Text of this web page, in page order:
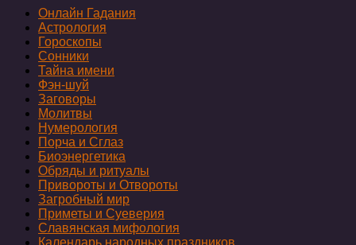
Онлайн Гадания
Астрология
Гороскопы
Сонники
Тайна имени
Фэн-шуй
Заговоры
Молитвы
Нумерология
Порча и Сглаз
Биоэнергетика
Обряды и ритуалы
Привороты и Отвороты
Загробный мир
Приметы и Суеверия
Славянская мифология
Календарь народных праздников